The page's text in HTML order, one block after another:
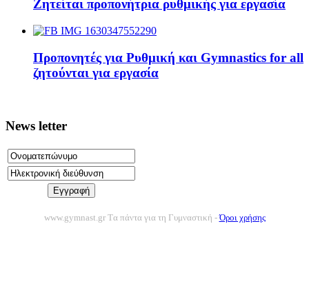
Ζητείται προπονήτρια ρυθμικής για εργασία
Προπονητές για Ρυθμική και Gymnastics for all
ζητούνται για εργασία
News letter
www.gymnast.gr Tα πάντα για τη Γυμναστική -Όροι χρήσης